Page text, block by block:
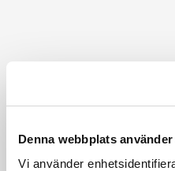
Denna webbplats
Vi använder